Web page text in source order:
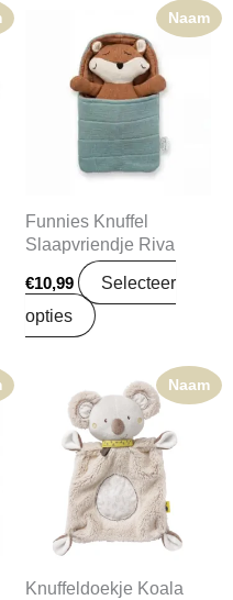
Naam
Funnies Knuffel
Slaapvriendje Riva
€10,99
Selecteer
opties
Naam
Knuffeldoekje Koala